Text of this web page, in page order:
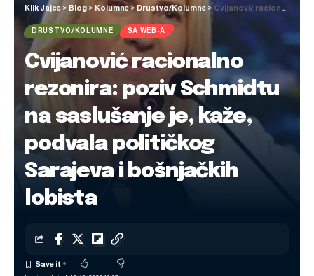
Klik Jajce > Blog > Kolumne > Drustvo/Kolumne > Cvijanović racionalno rezonira: poziv Schmidtu na saslušanje je, kaže, podvala političkog Sarajeva i bošnjačkih lobista
DRUSTVO/KOLUMNE SA WEB-A
Cvijanović racionalno
rezonira: poziv Schmidtu
na saslušanje je, kaže,
podvala političkog
Sarajeva i bošnjačkih
lobista